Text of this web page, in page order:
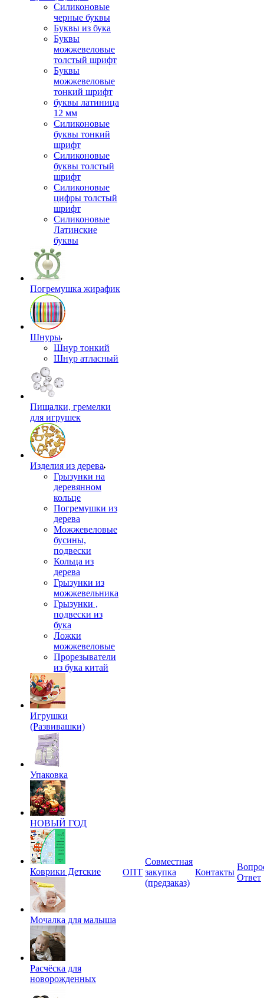
Силиконовые
черные буквы
Буквы из бука
Буквы
можжевеловые
толстый шрифт
Буквы
можжевеловые
тонкий шрифт
буквы латиница
12 мм
Силиконовые
буквы тонкий
шрифт
Силиконовые
буквы толстый
шрифт
Силиконовые
цифры толстый
шрифт
Силиконовые
Латинские
буквы
Погремушка жирафик
Шнуры
Шнур тонкий
Шнур атласный
Пищалки, гремелки
для игрушек
Изделия из дерева
Грызунки на
деревянном
кольце
Погремушки из
дерева
Можжевеловые
бусины,
подвески
Кольца из
дерева
Грызунки из
можжевельника
Грызунки ,
подвески из
бука
Ложки
можжевеловые
Прорезыватели
из бука китай
Игрушки
(Развивашки)
Упаковка
НОВЫЙ ГОД
Коврики Детские
Мочалка для малыша
Расчёска для
новорожденных
ОПТ
Совместная
закупка
(предзаказ)
Контакты
Ответ